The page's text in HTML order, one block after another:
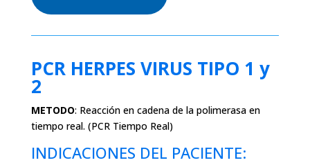
PCR HERPES VIRUS TIPO 1 y
2
METODO: Reacción en cadena de la polimerasa en
tiempo real. (PCR Tiempo Real)
INDICACIONES DEL PACIENTE: